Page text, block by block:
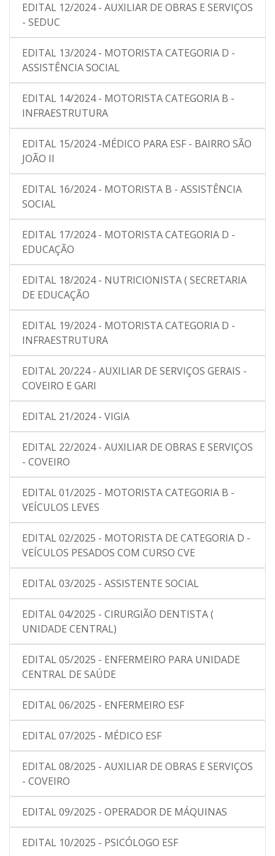
EDITAL 12/2024 - AUXILIAR DE OBRAS E SERVIÇOS
- SEDUC
EDITAL 13/2024 - MOTORISTA CATEGORIA D -
ASSISTÊNCIA SOCIAL
EDITAL 14/2024 - MOTORISTA CATEGORIA B -
INFRAESTRUTURA
EDITAL 15/2024 -MÉDICO PARA ESF - BAIRRO SÃO
JOÃO II
EDITAL 16/2024 - MOTORISTA B - ASSISTÊNCIA
SOCIAL
EDITAL 17/2024 - MOTORISTA CATEGORIA D -
EDUCAÇÃO
EDITAL 18/2024 - NUTRICIONISTA ( SECRETARIA
DE EDUCAÇÃO
EDITAL 19/2024 - MOTORISTA CATEGORIA D -
INFRAESTRUTURA
EDITAL 20/224 - AUXILIAR DE SERVIÇOS GERAIS -
COVEIRO E GARI
EDITAL 21/2024 - VIGIA
EDITAL 22/2024 - AUXILIAR DE OBRAS E SERVIÇOS
- COVEIRO
EDITAL 01/2025 - MOTORISTA CATEGORIA B -
VEÍCULOS LEVES
EDITAL 02/2025 - MOTORISTA DE CATEGORIA D -
VEÍCULOS PESADOS COM CURSO CVE
EDITAL 03/2025 - ASSISTENTE SOCIAL
EDITAL 04/2025 - CIRURGIÃO DENTISTA (
UNIDADE CENTRAL)
EDITAL 05/2025 - ENFERMEIRO PARA UNIDADE
CENTRAL DE SAÚDE
EDITAL 06/2025 - ENFERMEIRO ESF
EDITAL 07/2025 - MÉDICO ESF
EDITAL 08/2025 - AUXILIAR DE OBRAS E SERVIÇOS
- COVEIRO
EDITAL 09/2025 - OPERADOR DE MÁQUINAS
EDITAL 10/2025 - PSICÓLOGO ESF